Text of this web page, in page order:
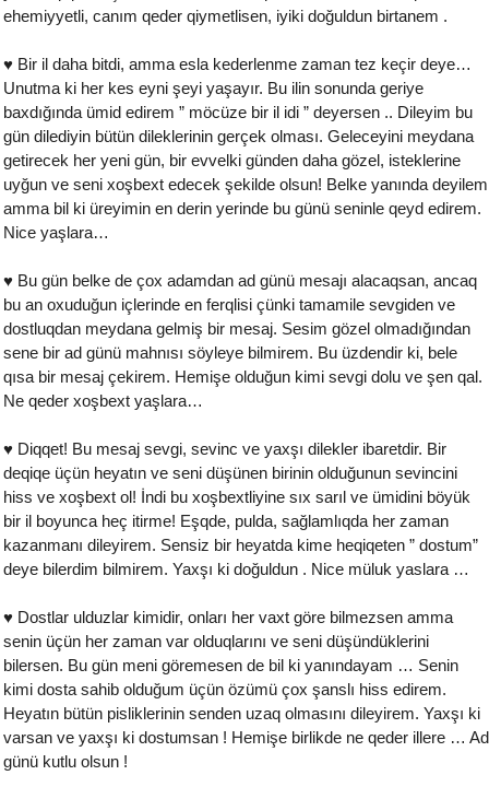
ehemiyyetli, canım qeder qiymetlisen, iyiki doğuldun birtanem .
♥ Bir il daha bitdi, amma esla kederlenme zaman tez keçir deye…
Unutma ki her kes eyni şeyi yaşayır. Bu ilin sonunda geriye
baxdığında ümid edirem ” möcüze bir il idi ” deyersen .. Dileyim bu
gün dilediyin bütün dileklerinin gerçek olması. Geleceyini meydana
getirecek her yeni gün, bir evvelki günden daha gözel, isteklerine
uyğun ve seni xoşbext edecek şekilde olsun! Belke yanında deyilem
amma bil ki üreyimin en derin yerinde bu günü seninle qeyd edirem.
Nice yaşlara…
♥ Bu gün belke de çox adamdan ad günü mesajı alacaqsan, ancaq
bu an oxuduğun içlerinde en ferqlisi çünki tamamile sevgiden ve
dostluqdan meydana gelmiş bir mesaj. Sesim gözel olmadığından
sene bir ad günü mahnısı söyleye bilmirem. Bu üzdendir ki, bele
qısa bir mesaj çekirem. Hemişe olduğun kimi sevgi dolu ve şen qal.
Ne qeder xoşbext yaşlara…
♥ Diqqet! Bu mesaj sevgi, sevinc ve yaxşı dilekler ibaretdir. Bir
deqiqe üçün heyatın ve seni düşünen birinin olduğunun sevincini
hiss ve xoşbext ol! İndi bu xoşbextliyine sıx sarıl ve ümidini böyük
bir il boyunca heç itirme! Eşqde, pulda, sağlamlıqda her zaman
kazanmanı dileyirem. Sensiz bir heyatda kime heqiqeten ” dostum”
deye bilerdim bilmirem. Yaxşı ki doğuldun . Nice müluk yaslara …
♥ Dostlar ulduzlar kimidir, onları her vaxt göre bilmezsen amma
senin üçün her zaman var olduqlarını ve seni düşündüklerini
bilersen. Bu gün meni göremesen de bil ki yanındayam … Senin
kimi dosta sahib olduğum üçün özümü çox şanslı hiss edirem.
Heyatın bütün pisliklerinin senden uzaq olmasını dileyirem. Yaxşı ki
varsan ve yaxşı ki dostumsan ! Hemişe birlikde ne qeder illere … Ad
günü kutlu olsun !